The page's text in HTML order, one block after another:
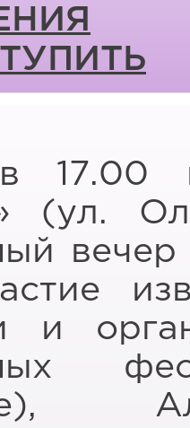
17.00
(ул.
и